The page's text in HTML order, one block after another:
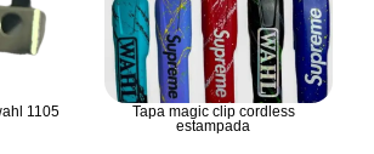
1105
Tapa magic clip cordless
estampada